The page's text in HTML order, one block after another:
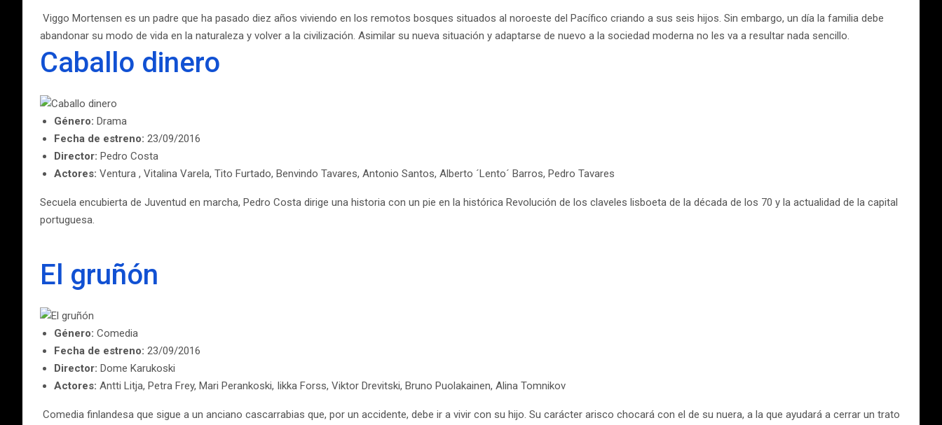
Viggo Mortensen es un padre que ha pasado diez años viviendo en los remotos bosques situados al noroeste del Pacífico criando a sus seis hijos. Sin embargo, un día la familia debe
abandonar su modo de vida en la naturaleza y volver a la civilización. Asimilar su nueva situación y adaptarse de nuevo a la sociedad moderna no les va a resultar nada sencillo.
Caballo dinero
Género: Drama
Fecha de estreno: 23/09/2016
Director: Pedro Costa
Actores: Ventura , Vitalina Varela, Tito Furtado, Benvindo Tavares, Antonio Santos, Alberto ´Lento´ Barros, Pedro Tavares
Secuela encubierta de Juventud en marcha, Pedro Costa dirige una historia con un pie en la histórica Revolución de los claveles lisboeta de la década de los 70 y la actualidad de la capital
portuguesa.
El gruñón
Género: Comedia
Fecha de estreno: 23/09/2016
Director: Dome Karukoski
Actores: Antti Litja, Petra Frey, Mari Perankoski, Iikka Forss, Viktor Drevitski, Bruno Puolakainen, Alina Tomnikov
Comedia finlandesa que sigue a un anciano cascarrabias que, por un accidente, debe ir a vivir con su hijo. Su carácter arisco chocará con el de su nuera, a la que ayudará a cerrar un trato